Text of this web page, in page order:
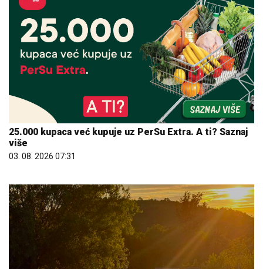
25.000 kupaca već kupuje uz PerSu Extra. A ti? Saznaj
više
03. 08. 2026 07:31